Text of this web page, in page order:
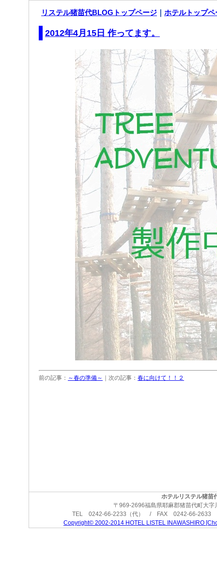
リステル猪苗代BLOGトップページ ｜ ホテルトップペ
2012年4月15日 作ってます。
前の記事： ～春の準備～ ｜次の記事： 春に向けて！！２
ホテルリステル猪苗
〒969-2696福島県耶麻郡猪苗代町大字
TEL 0242-66-2233（代） / FAX 0242-66-
Copyright© 2002-2014 HOTEL LISTEL INAWASHIRO